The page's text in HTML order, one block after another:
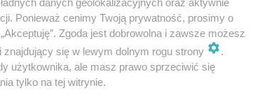
doku
danych geolokalizacyjnych oraz aktywnie
Ponieważ cenimy Twoją prywatność, prosimy o
Zgoda jest dobrowolna i zawsze możesz
się w lewym dolnym rogu strony
.
użytkownika, ale masz prawo sprzeciwić się
tylko na tej witrynie.